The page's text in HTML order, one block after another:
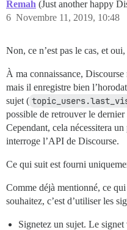
Remah (Just another happy
Novembre 11, 2019, 10:48
6
Non, ce n’est pas le cas, et
À ma connaissance,
mais il enregistre bien
sujet (
possible de retrouver le
Cependant, cela nécessitera
interroge l’API de Discourse.
Ce qui suit est fourni
Comme déjà mentionné, ce
souhaitez, c’est d’utiliser les
Signetez un sujet. Le signet